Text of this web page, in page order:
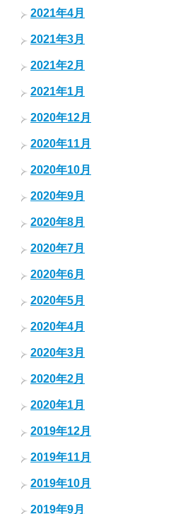
2021年4月
2021年3月
2021年2月
2021年1月
2020年12月
2020年11月
2020年10月
2020年9月
2020年8月
2020年7月
2020年6月
2020年5月
2020年4月
2020年3月
2020年2月
2020年1月
2019年12月
2019年11月
2019年10月
2019年9月